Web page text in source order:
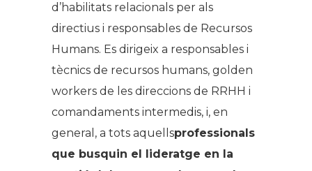
d’habilitats relacionals per als
directius i responsables de Recursos
Humans. Es dirigeix a responsables i
tècnics de recursos humans, golden
workers de les direccions de RRHH i
comandaments intermedis, i, en
general, a tots aquellsprofessionals
que busquin el lideratge en la